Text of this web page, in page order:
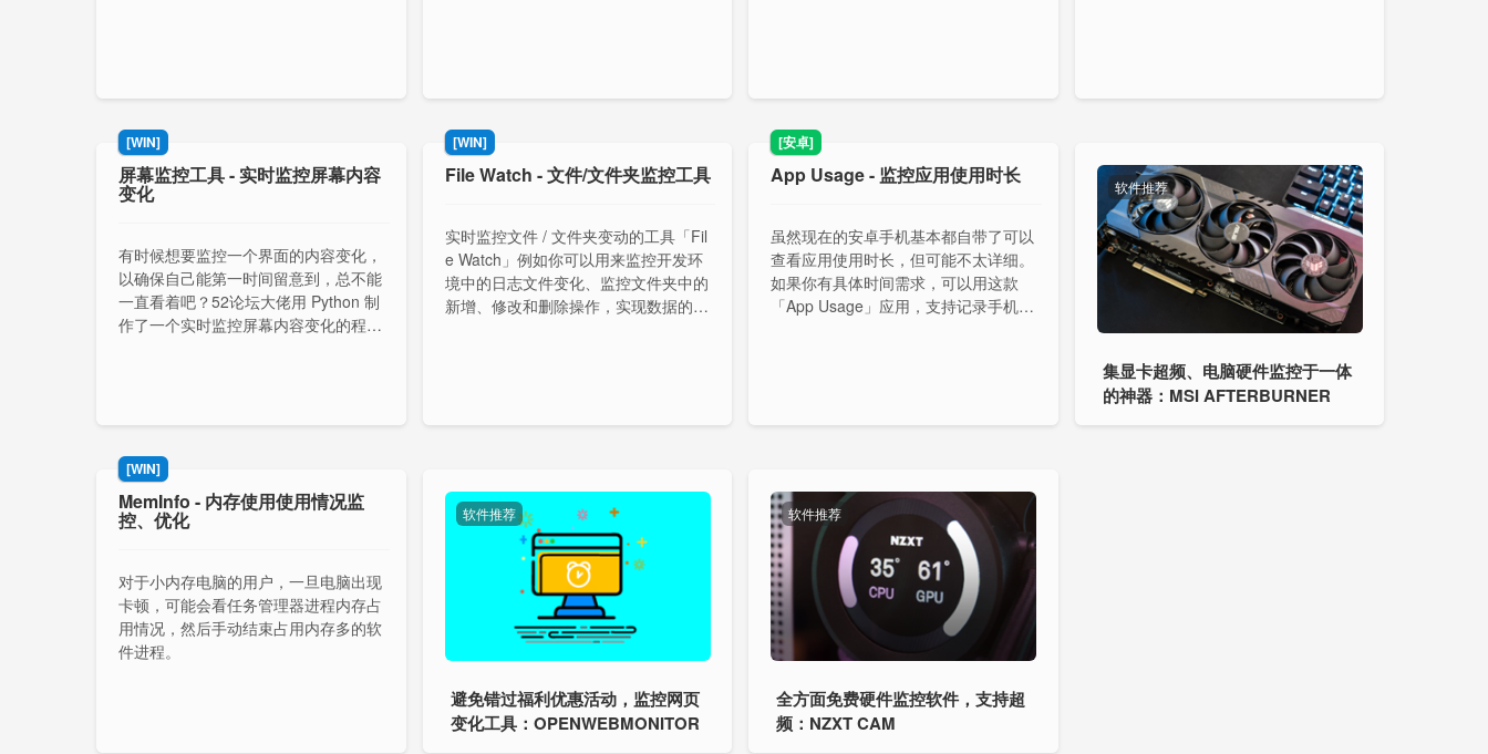
[WIN]
屏幕监控工具 - 实时监控屏幕内容
变化
有时候想要监控一个界面的内容变化，
以确保自己能第一时间留意到，总不能
一直看着吧？52论坛大佬用 Python 制
作了一个实时监控屏幕内容变化的程
[WIN]
File Watch - 文件/文件夹监控工具
实时监控文件 / 文件夹变动的工具「Fil
e Watch」例如你可以用来监控开发环
境中的日志文件变化、监控文件夹中的
新增、修改和删除操作，实现数据的实
[安卓]
App Usage - 监控应用使用时长
虽然现在的安卓手机基本都自带了可以
查看应用使用时长，但可能不太详细。
如果你有具体时间需求，可以用这款
「App Usage」应用，支持记录手机历
软件推荐
集显卡超频、电脑硬件监控于一体
的神器：MSI AFTERBURNER
[WIN]
MemInfo - 内存使用使用情况监
控、优化
对于小内存电脑的用户，一旦电脑出现
卡顿，可能会看任务管理器进程内存占
用情况，然后手动结束占用内存多的软
件进程。
软件推荐
避免错过福利优惠活动，监控网页
变化工具：OPENWEBMONITOR
软件推荐
全方面免费硬件监控软件，支持超
频：NZXT CAM